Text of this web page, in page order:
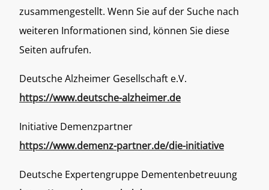
zusammengestellt. Wenn Sie auf der Suche nach
weiteren Informationen sind, können Sie diese
Seiten aufrufen.
Deutsche Alzheimer Gesellschaft e.V.
https://www.deutsche-alzheimer.de
Initiative Demenzpartner
https://www.demenz-partner.de/die-initiative
Deutsche Expertengruppe Dementenbetreuung